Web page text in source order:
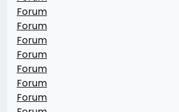
Forum
Forum
Forum
Forum
Forum
Forum
Forum